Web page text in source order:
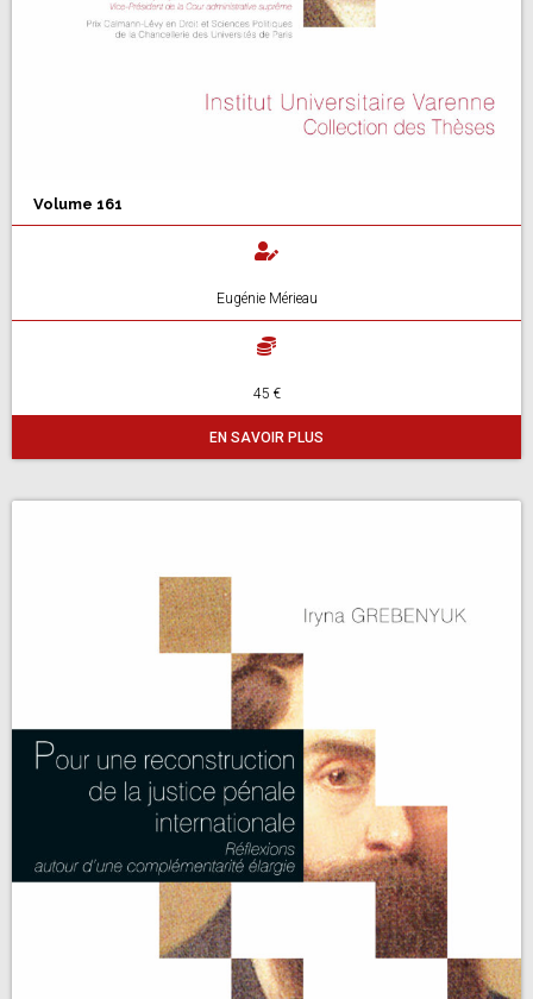
Volume 161
Eugénie Mérieau
45 €
EN SAVOIR PLUS